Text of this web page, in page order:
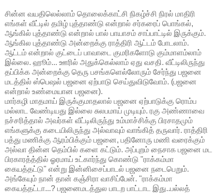
சின்ன வயதிலெல்லாம் தொலைக்காட்சி நிகழ்ச்சி நிரல் மாதிரி
எங்கள் வீட்டில் தமிழ் புத்தாண்டு என்றால் சர்கரைப் பொங்கல்,
ஆங்கில் புத்தாண்டு என்றால் பால் பாயாசம் சாப்பாட்டில் இருக்கும்.
ஆங்கில புத்தாண்டு அன்றைக்கு ராத்திரி ஆட்டம் போடலாம்.
ஆட்டம் என்றால் குட்டைப் பாவாடை குமரிகளோடு கும்மாளம்லாம்
இல்லை. ஹூம்... ஊரில் அதுக்கெல்லாம் ஏது வசதி. வீட்டிலிருந்து
தப்பிக்க அன்றைக்கு தெரு பசங்களெல்லோரும் சேர்ந்து பஜனை
மடத்தில் ஸ்பெஷல் பஜனை ஏற்பாடு செய்துவிடுவோம். (பஜனை
என்றால் உண்மையான பஜனை).
மார்கழி மாதமாய் இருக்குமாதலால் பஜனை ஏற்பாடுக்கு ரொம்ப
மல்லாட வேண்டியது இல்லை சுலபமாய் முடியும். ரகு அண்ணாவை
நச்சரித்தால் அவர்கள் வீட்டிலிருந்து உம்மாச்சிக்கு பிரசாதமும்
எங்களுக்கு கடையிலிருந்து அல்வாவும் வாங்கித் தருவார். ராத்திரி
பத்து மணிக்கு ஆரம்பிக்கும் பஜனை, பதினோரு மணி வரைக்கும்
அல்வா தின்ன தெம்பில் களை கட்டும். அப்புறம் நைசாக பஜனை மட
பிரகாரத்த்தில் ஓரமாய் உட்கார்ந்து கொண்டு "ராக்கம்மா
கையத்தட்டு" என்று இன்னிசைப்பாடல் பஜனை நடைபெறும்.
அங்கேயும் நான் தான் கஞ்சிரா வாசிப்பேன். "ராக்கம்மா
கையத்தட்டா...? பஜனைமடத்துல பாடற பாட்டாட இது..பல்லத்